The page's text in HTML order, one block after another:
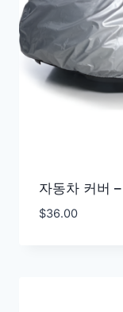
자동차 커버
$36.00